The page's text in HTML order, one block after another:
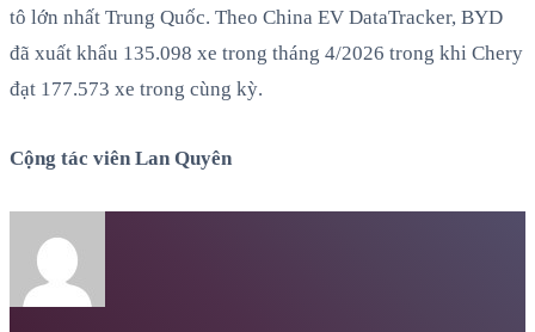
tô lớn nhất Trung Quốc. Theo China EV DataTracker, BYD
đã xuất khẩu 135.098 xe trong tháng 4/2026 trong khi Chery
đạt 177.573 xe trong cùng kỳ.
Cộng tác viên Lan Quyên